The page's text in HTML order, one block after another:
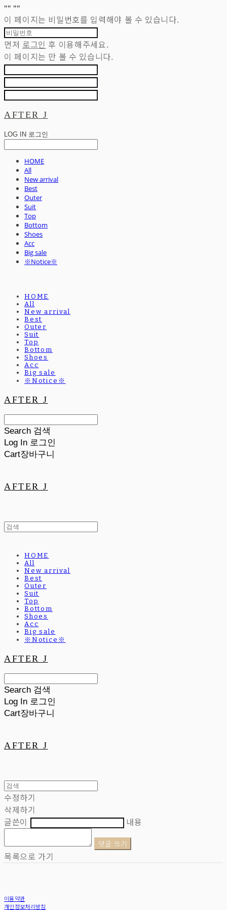
"" ""
이 페이지는 비밀번호를 입력해야 볼 수 있습니다.
먼저 로그인 후 이용해주세요.
이 페이지는 만 볼 수 있습니다.
AFTER J
LOG IN 로그인
HOME
All
New arrival
Best
Outer
Suit
Top
Bottom
Shoes
Acc
Big sale
※Notice※
HOME
All
New arrival
Best
Outer
Suit
Top
Bottom
Shoes
Acc
Big sale
※Notice※
AFTER J
Search 검색
Log In 로그인
Cart장바구니
AFTER J
HOME
All
New arrival
Best
Outer
Suit
Top
Bottom
Shoes
Acc
Big sale
※Notice※
AFTER J
Search 검색
Log In 로그인
Cart장바구니
AFTER J
수정하기
삭제하기
글쓴이
내용
댓글 쓰기
목록으로 가기
이용약관
개인정보처리방침